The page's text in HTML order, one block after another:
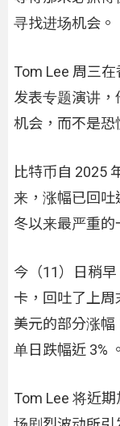
寻找进场机会。
Tom Lee 周三
发表专题演讲
机会，而不是恐
比特币自 2025
来，涨幅已回吐
冬以来最严重的
今（11）日稍
卡，回吐了上周
美元的部分涨幅
单日跌幅近 3% 。
Tom Lee 将近